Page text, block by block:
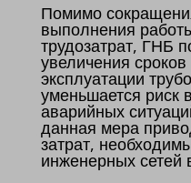
Помимо
выполнения
трудозатрат, ГНБ
увеличения
эксплуатации
уменьшается риск
аварийных
данная мера
затрат,
инженерных сетей